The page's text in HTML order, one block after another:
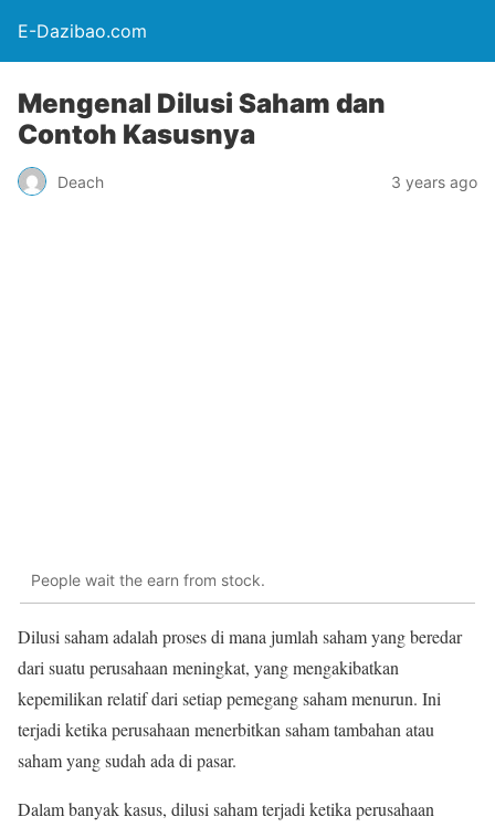
E-Dazibao.com
Mengenal Dilusi Saham dan
Contoh Kasusnya
Deach 3 years ago
People wait the earn from stock.
Dilusi saham adalah proses di mana jumlah saham yang beredar
dari suatu perusahaan meningkat, yang mengakibatkan
kepemilikan relatif dari setiap pemegang saham menurun. Ini
terjadi ketika perusahaan menerbitkan saham tambahan atau
saham yang sudah ada di pasar.
Dalam banyak kasus, dilusi saham terjadi ketika perusahaan